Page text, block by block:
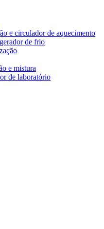
e circulador de aquecimento
de frio
e mistura
de laboratório